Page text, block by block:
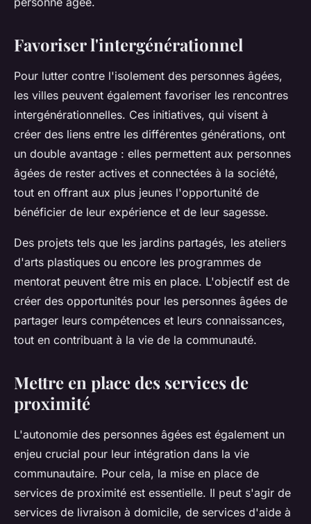
Favoriser l'intergénérationnel
Pour lutter contre l'isolement des personnes âgées,
les villes peuvent également favoriser les rencontres
intergénérationnelles. Ces initiatives, qui visent à
créer des liens entre les différentes générations, ont
un double avantage : elles permettent aux personnes
âgées de rester actives et connectées à la société,
tout en offrant aux plus jeunes l'opportunité de
bénéficier de leur expérience et de leur sagesse.
Des projets tels que les jardins partagés, les ateliers
d'arts plastiques ou encore les programmes de
mentorat peuvent être mis en place. L'objectif est de
créer des opportunités pour les personnes âgées de
partager leurs compétences et leurs connaissances,
tout en contribuant à la vie de la communauté.
Mettre en place des services de
proximité
L'autonomie des personnes âgées est également un
enjeu crucial pour leur intégration dans la vie
communautaire. Pour cela, la mise en place de
services de proximité est essentielle. Il peut s'agir de
services de livraison à domicile, de services d'aide à